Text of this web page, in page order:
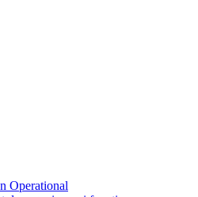
Operational